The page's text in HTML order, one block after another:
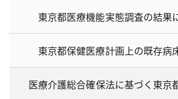
東京都医療機能実態調査の結果
東京都保健医療計画上の既存病
医療介護総合確保法に基づく東京